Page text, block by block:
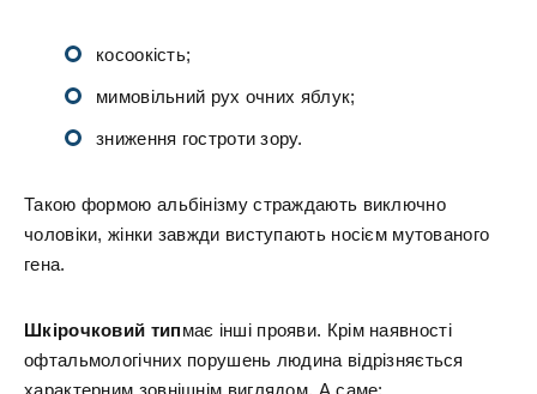
косоокість;
мимовільний рух очних яблук;
зниження гостроти зору.
Такою формою альбінізму страждають виключно
чоловіки, жінки завжди виступають носієм мутованого
гена.
Шкірочковий типмає інші прояви. Крім наявності
офтальмологічних порушень людина відрізняється
характерним зовнішнім виглядом. А саме: